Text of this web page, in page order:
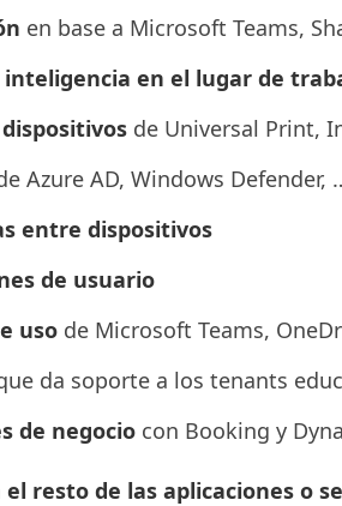
en base a Microsoft Teams,
inteligencia en el lugar de
de Universal Print,
Azure AD, Windows Defender,
entre dispositivos
de usuario
uso de Microsoft Teams,
da soporte a los tenants
de negocio con Booking y
el resto de las aplicaciones o